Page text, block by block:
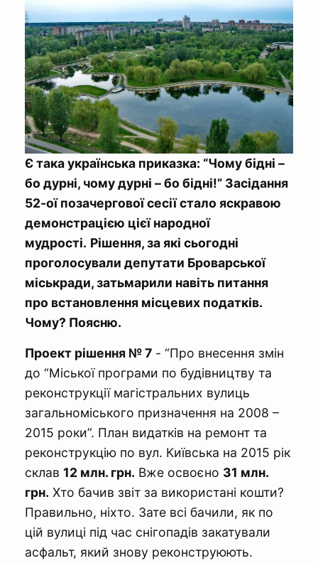
Є така українська приказка: “Чому бідні –
бо дурні, чому дурні – бо бідні!” Засідання
52-ої позачергової сесії стало яскравою
демонстрацією цієї народної
мудрості. Рішення, за які сьогодні
проголосували депутати Броварської
міськради, затьмарили навіть питання
про встановлення місцевих податків.
Чому? Поясню.
Проект рішення № 7 - “Про внесення змін
до “Міської програми по будівництву та
реконструкції магістральних вулиць
загальноміського призначення на 2008 –
2015 роки”. План видатків на ремонт та
реконструкцію по вул. Київська на 2015 рік
склав 12 млн. грн. Вже освоєно 31 млн.
грн. Хто бачив звіт за використані кошти?
Правильно, ніхто. Зате всі бачили, як по
цій вулиці під час снігопадів закатували
асфальт, який знову реконструюють.